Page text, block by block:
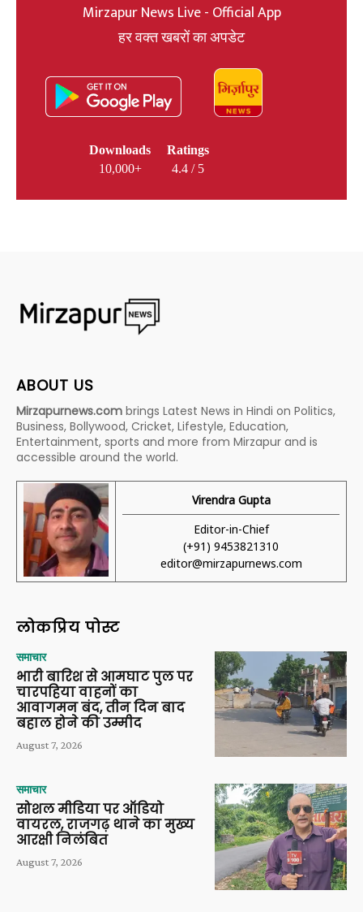
Mirzapur News Live - Official App
हर वक्त खबरों का अपडेट
Downloads
10,000+
Ratings
4.4 / 5
ABOUT US
Mirzapurnews.com brings Latest News in Hindi on Politics,
Business, Bollywood, Cricket, Lifestyle, Education,
Entertainment, sports and more from Mirzapur and is
accessible around the world.
Virendra Gupta
Editor-in-Chief
(+91) 9453821310
editor@mirzapurnews.com
लोकप्रिय पोस्ट
समाचार
भारी बारिश से आमघाट पुल पर
चारपहिया वाहनों का
आवागमन बंद, तीन दिन बाद
बहाल होने की उम्मीद
August 7, 2026
समाचार
सोशल मीडिया पर ऑडियो
वायरल, राजगढ़ थाने का मुख्य
आरक्षी निलंबित
August 7, 2026